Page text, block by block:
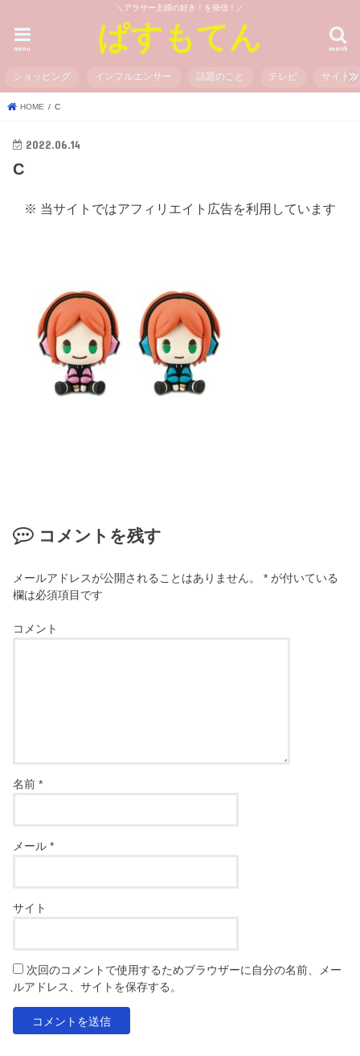
＼アラサー主婦の好き！を発信！／
ぱすもてん search
menu
ショッピング インフルエンサー 話題のこと テレビ サイト
HOME C
2022.06.14
C
※ 当サイトではアフィリエイト広告を利用しています
コメントを残す
メールアドレスが公開されることはありません。 * が付いている
欄は必須項目です
コメント
名前*
メール*
サイト
次回のコメントで使用するためブラウザーに自分の名前、メー
ルアドレス、サイトを保存する。